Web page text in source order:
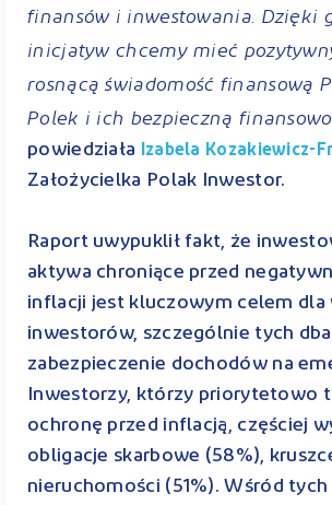
finansów i inwestowania. Dzięki
inicjatyw chcemy mieć
rosnącą świadomość finansową
Polek i ich bezpieczną finansowo
powiedziała
Izabela Kozakiewicz-
Założycielka Polak Inwestor.
Raport uwypuklił fakt, że
aktywa chroniące przed
inflacji jest kluczowym celem dla
inwestorów, szczególnie tych
zabezpieczenie dochodów na
Inwestorzy, którzy priorytetowo
ochronę przed inflacją, częściej
obligacje skarbowe (58%),
nieruchomości (51%). Wśród